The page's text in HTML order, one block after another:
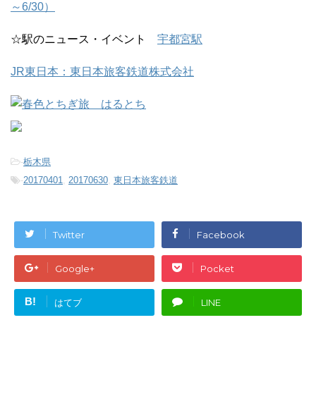
～6/30）
☆駅のニュース・イベント 宇都宮駅
JR東日本：東日本旅客鉄道株式会社
-栃木県
-20170401, 20170630, 東日本旅客鉄道
Twitter Facebook
Google+ Pocket
B! はてブ LINE